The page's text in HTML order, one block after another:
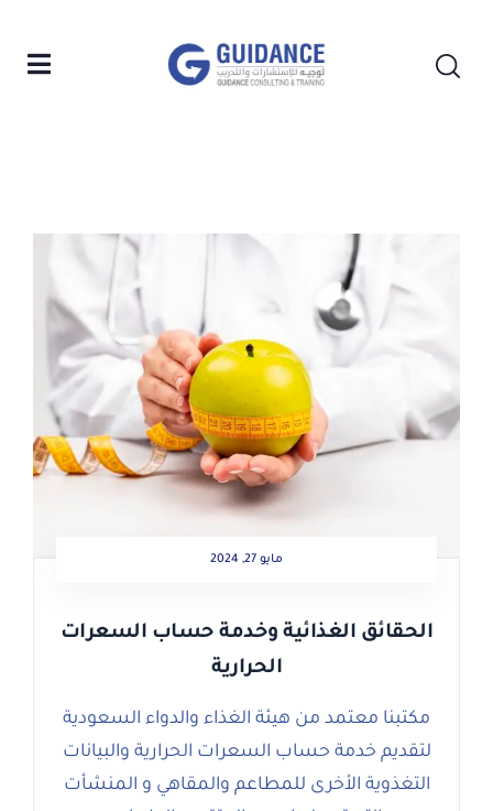
مايو 27, 2024
الحقائق الغذائية وخدمة حساب السعرات
الحرارية
مكتبنا معتمد من هيئة الغذاء والدواء السعودية
لتقديم خدمة حساب السعرات الحرارية والبيانات
التغذوية الأخرى للمطاعم والمقاهي و المنشأت